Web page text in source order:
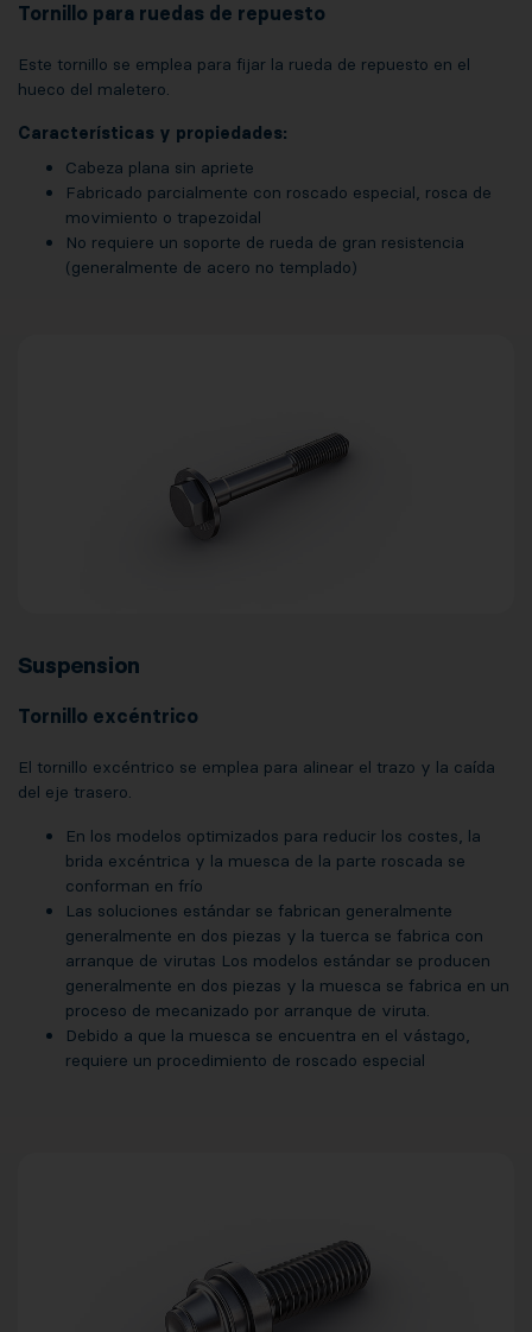
Tornillo para ruedas de repuesto
Este tornillo se emplea para fijar la rueda de repuesto en el
hueco del maletero.
Características y propiedades:
Cabeza plana sin apriete
Fabricado parcialmente con roscado especial, rosca de
movimiento o trapezoidal
No requiere un soporte de rueda de gran resistencia
(generalmente de acero no templado)
Suspension
Tornillo excéntrico
El tornillo excéntrico se emplea para alinear el trazo y la caída
del eje trasero.
En los modelos optimizados para reducir los costes, la
brida excéntrica y la muesca de la parte roscada se
conforman en frío
Las soluciones estándar se fabrican generalmente
generalmente en dos piezas y la tuerca se fabrica con
arranque de virutas Los modelos estándar se producen
generalmente en dos piezas y la muesca se fabrica en un
proceso de mecanizado por arranque de viruta.
Debido a que la muesca se encuentra en el vástago,
requiere un procedimiento de roscado especial